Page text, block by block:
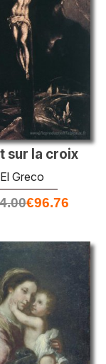
sur la croix
El Greco
€96.76